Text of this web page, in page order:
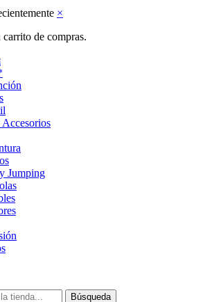
×
de compras.
Jumping
Búsqueda